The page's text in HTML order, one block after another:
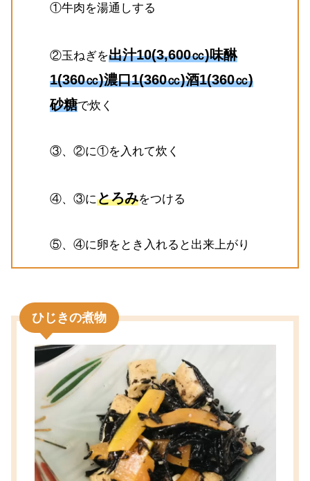
①牛肉を湯通しする
②玉ねぎを出汁10(3,600㏄)味醂
1(360㏄)濃口1(360㏄)酒1(360㏄)
砂糖で炊く
③、②に①を入れて炊く
④、③にとろみをつける
⑤、④に卵をとき入れると出来上がり
ひじきの煮物